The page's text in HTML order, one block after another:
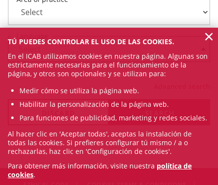
TÚ PUEDES CONTROLAR EL USO DE LAS COOKIES.
En el ICAB utilizamos cookies en nuestra página. Algunas son
estrictamente necesarias para el funcionamiento de la
página, y otros son opcionales y se utilizan para:
Medir cómo se utiliza la página web.
Habilitar la personalización de la página web.
Para funciones de publicidad, marketing y redes sociales.
Al hacer clic en 'Aceptar todas', aceptas la instalación de
todas las cookies. Si prefieres configurar tú mismo / a o
rechazarlas, haz clic en 'Configuración de cookies'.
Para obtener más información, visite nuestra política de
cookies.
×